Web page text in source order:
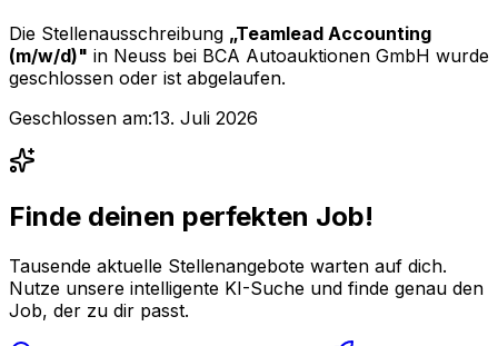
Die Stellenausschreibung „Teamlead Accounting
(m/w/d)" in Neuss bei BCA Autoauktionen GmbH wurde
geschlossen oder ist abgelaufen.
Geschlossen am:13. Juli 2026
Finde deinen perfekten Job!
Tausende aktuelle Stellenangebote warten auf dich.
Nutze unsere intelligente KI-Suche und finde genau den
Job, der zu dir passt.